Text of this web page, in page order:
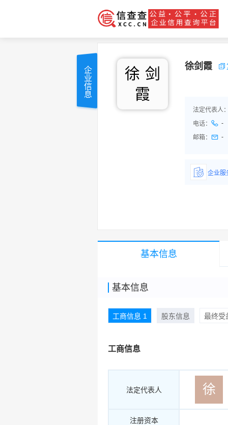
徐 剑
霞
徐剑霞
法定代表人
电话：
-
邮箱： -
企业服
企业信息
基本信息
基本信息
工商信息 1 股东信息 最终受
工商信息
法定代表人 徐
注册资本